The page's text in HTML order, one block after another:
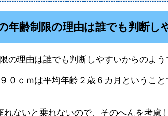
年齢制限の理由は誰でも判断し
の理由は誰でも判断しやすいからのよう
０ｃｍは平均年齢２歳６カ月というこ
ないと乗れないので、そのへんを考慮